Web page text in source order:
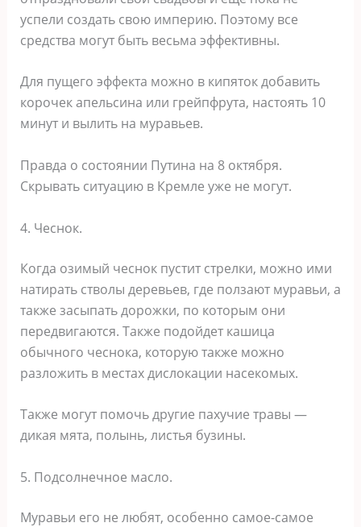
успели создать свою империю. Поэтому все
средства могут быть весьма эффективны.
Для пущего эффекта можно в кипяток добавить
корочек апельсина или грейпфрута, настоять 10
минут и вылить на муравьев.
Правда о состоянии Путина на 8 октября.
Скрывать ситуацию в Кремле уже не могут.
4. Чеснок.
Когда озимый чеснок пустит стрелки, можно ими
натирать стволы деревьев, где ползают муравьи, а
также засыпать дорожки, по которым они
передвигаются. Также подойдет кашица
обычного чеснока, которую также можно
разложить в местах дислокации насекомых.
Также могут помочь другие пахучие травы —
дикая мята, полынь, листья бузины.
5. Подсолнечное масло.
Муравьи его не любят, особенно самое-самое